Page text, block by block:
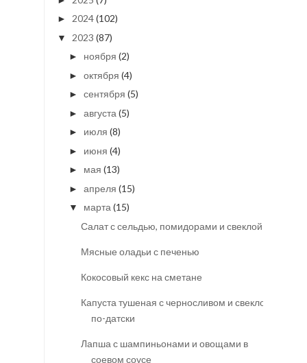
► 2024(102)
▼ 2023 (87)
► ноября (2)
► октября (4)
► сентября (5)
► августа (5)
► июля (8)
► июня (4)
► мая (13)
► апреля (15)
▼ марта (15)
Салат с сельдью, помидорами и свеклой
Мясные оладьи с печенью
Кокосовый кекс на сметане
Капуста тушеная с черносливом и свеклой
по-датски
Лапша с шампиньонами и овощами в
соевом соусе